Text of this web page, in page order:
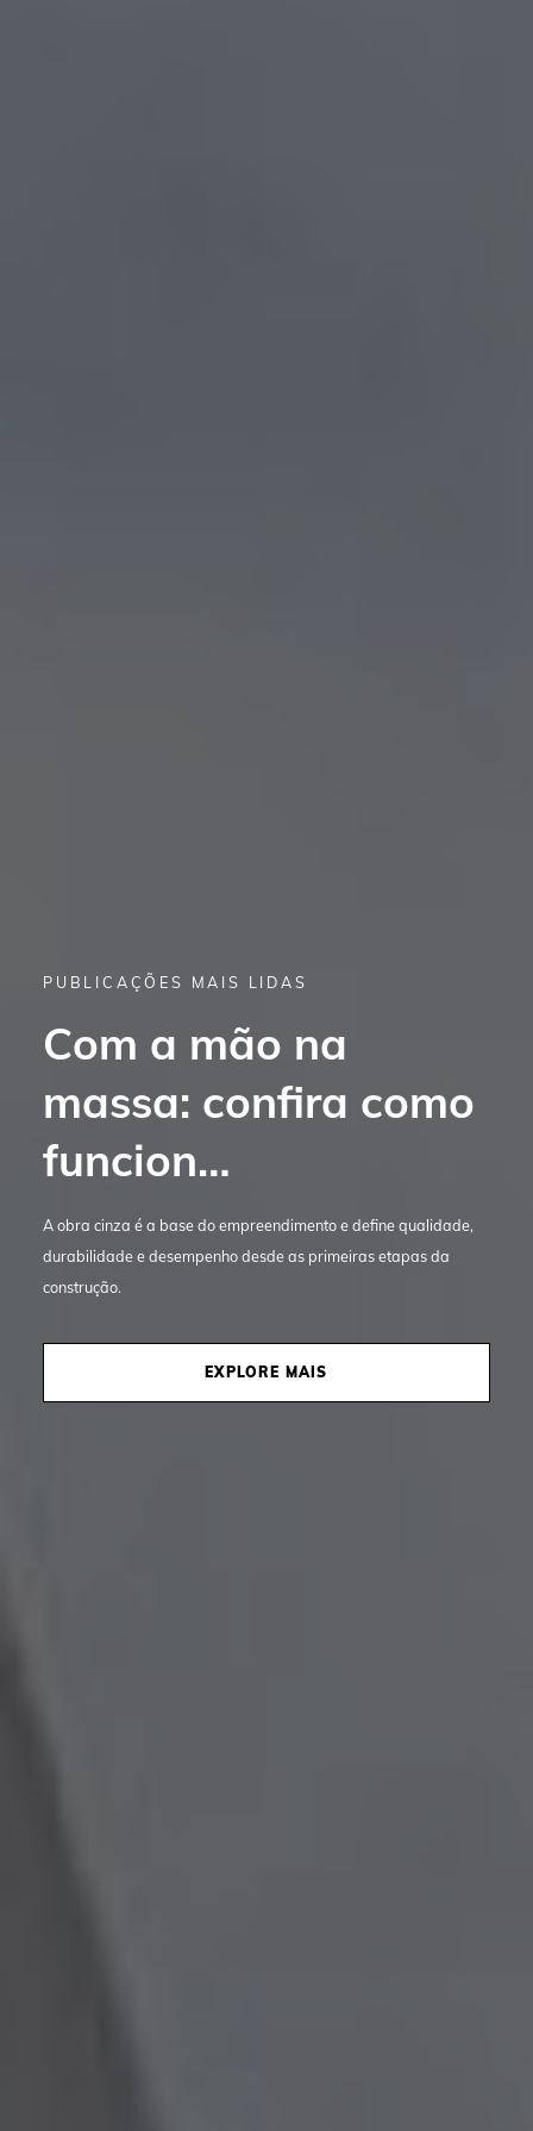
PUBLICAÇÕES MAIS LIDAS
Com a mão na
massa: confira como
funcion…
A obra cinza é a base do empreendimento e define qualidade,
durabilidade e desempenho desde as primeiras etapas da
construção.
EXPLORE MAIS
PUBLICAÇÕES MAIS LIDAS
6 projetos
arquitetônicos de
casas de al…
O projeto arquitetônico é parte fundamental e determinante do
estilo e funcionalidade de um imóvel. Conheça as casas de alto
padrão da Bidese e inspire-se.
EXPLORE MAIS